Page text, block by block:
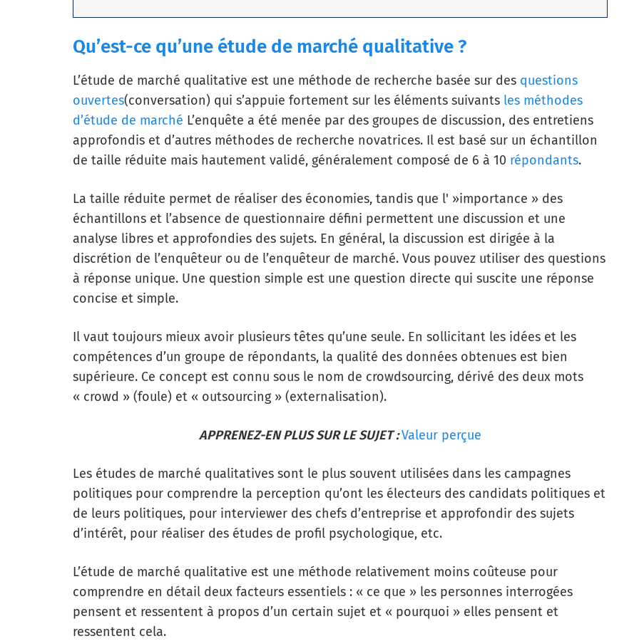
Qu’est-ce qu’une étude de marché qualitative ?
L’étude de marché qualitative est une méthode de recherche basée sur des questions
ouvertes(conversation) qui s’appuie fortement sur les éléments suivants les méthodes
d’étude de marché L’enquête a été menée par des groupes de discussion, des entretiens
approfondis et d’autres méthodes de recherche novatrices. Il est basé sur un échantillon
de taille réduite mais hautement validé, généralement composé de 6 à 10 répondants.
La taille réduite permet de réaliser des économies, tandis que l' »importance » des
échantillons et l’absence de questionnaire défini permettent une discussion et une
analyse libres et approfondies des sujets. En général, la discussion est dirigée à la
discrétion de l’enquêteur ou de l’enquêteur de marché. Vous pouvez utiliser des questions
à réponse unique. Une question simple est une question directe qui suscite une réponse
concise et simple.
Il vaut toujours mieux avoir plusieurs têtes qu’une seule. En sollicitant les idées et les
compétences d’un groupe de répondants, la qualité des données obtenues est bien
supérieure. Ce concept est connu sous le nom de crowdsourcing, dérivé des deux mots
« crowd » (foule) et « outsourcing » (externalisation).
APPRENEZ-EN PLUS SUR LE SUJET :Valeur perçue
Les études de marché qualitatives sont le plus souvent utilisées dans les campagnes
politiques pour comprendre la perception qu’ont les électeurs des candidats politiques et
de leurs politiques, pour interviewer des chefs d’entreprise et approfondir des sujets
d’intérêt, pour réaliser des études de profil psychologique, etc.
L’étude de marché qualitative est une méthode relativement moins coûteuse pour
comprendre en détail deux facteurs essentiels : « ce que » les personnes interrogées
pensent et ressentent à propos d’un certain sujet et « pourquoi » elles pensent et
ressentent cela.